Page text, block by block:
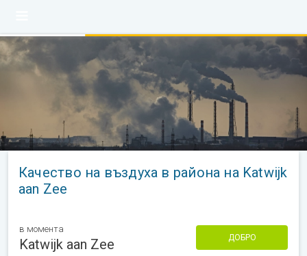
Качество на въздуха в района на Katwijk
aan Zee
в момента
Katwijk aan Zee ДОБРО